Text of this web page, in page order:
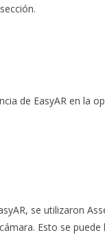
de EasyAR en la
se utilizaron
Esto se